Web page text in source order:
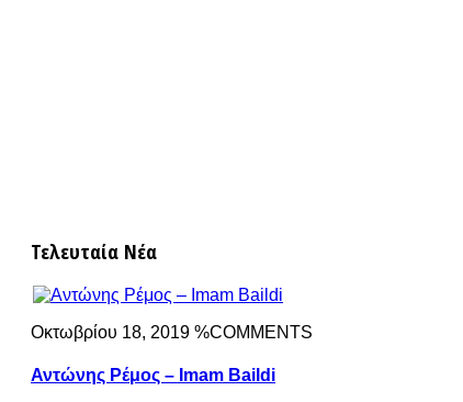
Τελευταία Νέα
Οκτωβρίου 18, 2019 %COMMENTS
Αντώνης Ρέμος – Imam Baildi